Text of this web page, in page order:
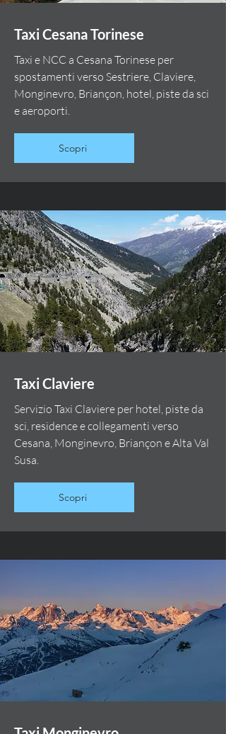
Taxi Cesana Torinese
Taxi e NCC a Cesana Torinese per
spostamenti verso Sestriere, Claviere,
Monginevro, Briançon, hotel, piste da sci
e aeroporti.
Scopri
Taxi Claviere
Servizio Taxi Claviere per hotel, piste da
sci, residence e collegamenti verso
Cesana, Monginevro, Briançon e Alta Val
Susa.
Scopri